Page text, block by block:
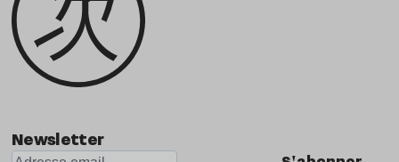
Newsletter